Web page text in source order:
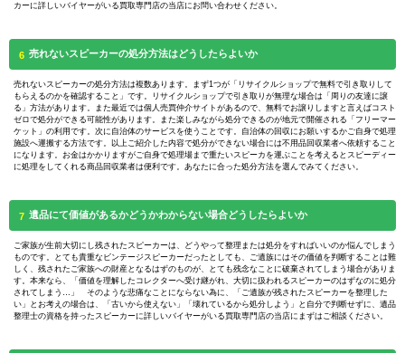
カーに詳しいバイヤーがいる買取専門店の当店にお問い合わせください。
6 売れないスピーカーの処分方法はどうしたらよいか
売れないスピーカーの処分方法は複数あります。まず1つが「リサイクルショップで無料で引き取りして
もらえるのかを確認すること」です。リサイクルショップで引き取りが無理な場合は「周りの友達に譲
る」方法があります。また最近では個人売買仲介サイトがあるので、無料でお譲りしますと言えばコスト
ゼロで処分ができる可能性があります。また楽しみながら処分できるのが地元で開催される「フリーマー
ケット」の利用です。次に自治体のサービスを使うことです。自治体の回収にお願いするかご自身で処理
施設へ運搬する方法です。以上ご紹介した内容で処分ができない場合には不用品回収業者へ依頼すること
になります。お金はかかりますがご自身で処理場まで重たいスピーカを運ぶことを考えるとスピーディー
に処理をしてくれる商品回収業者は便利です。あなたに合った処分方法を選んでみてください。
7 遺品にて価値があるかどうかわからない場合どうしたらよいか
ご家族が生前大切にし残されたスピーカーは、どうやって整理または処分をすればいいのか悩んでしまう
ものです。とても貴重なビンテージスピーカーだったとしても、ご遺族にはその価値を判断することは難
しく、残されたご家族への財産となるはずのものが、とても残念なことに破棄されてしまう場合がありま
す。本来なら、「価値を理解したコレクターへ受け継がれ、大切に扱われるスピーカーのはずなのに処分
されてしまう…」 そのような悲痛なことにならない為に、「ご遺族が残されたスピーカーを整理した
い」とお考えの場合は、「古いから使えない」「壊れているから処分しよう」と自分で判断せずに、遺品
整理士の資格を持ったスピーカーに詳しいバイヤーがいる買取専門店の当店にまずはご相談ください。